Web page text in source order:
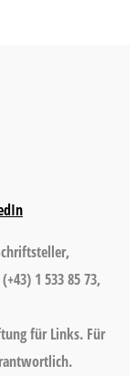
1 533 85 73,
für Links. Für